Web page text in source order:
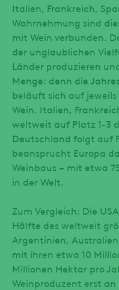
Italien, Frankreich,
Wahrnehmung sind
mit Wein verbunden.
der unglaublichen
Länder produzieren
Menge: denn die
beläuft sich auf
Wein. Italien,
weltweit auf Platz 1-3
Deutschland folgt auf
beansprucht Europa
Weinbaus – mit etwa
in der Welt.
Zum Vergleich: Die
Hälfte des weltweit
Argentinien,
mit ihren etwa 10
Millionen Hektar pro
Weinproduzent erst an